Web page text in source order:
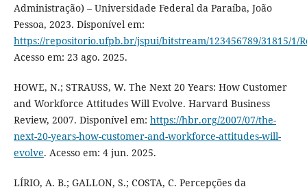
Administração) – Universidade Federal da Paraíba, João
Pessoa, 2023. Disponível em:
https://repositorio.ufpb.br/jspui/bitstream/123456789/31815/1/
Acesso em: 23 ago. 2025.
HOWE, N.; STRAUSS, W. The Next 20 Years: How Customer
and Workforce Attitudes Will Evolve. Harvard Business
Review, 2007. Disponível em: https://hbr.org/2007/07/the-
next-20-years-how-customer-and-workforce-attitudes-will-
evolve. Acesso em: 4 jun. 2025.
LÍRIO, A. B.; GALLON, S.; COSTA, C. Percepções da